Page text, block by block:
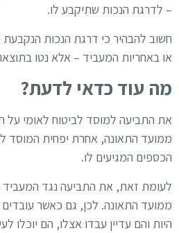
– לדרגת הנכות שתיקבע לו.
חשוב להבהיר כי דרגת הנכות הנקבעת
או באחריות המעביד – אלא נטו
מה עוד כדאי לדעת?
את התביעה למוסד לביטוח לאומי על
ממועד התאונה, אחרת יפחית המוסד
הכספים המגיעים לו.
ממועד התאונה. לכן, גם כאשר
היות והם עדיין עבדו אצלו, הם יוכלו